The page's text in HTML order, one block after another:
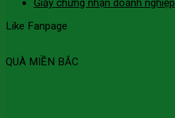
Giấy chứng nhận doanh nghiệp
Like Fanpage
QUÀ MIỀN BẮC